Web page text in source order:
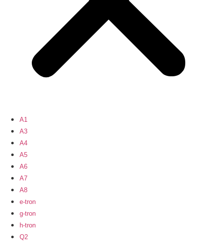
A1
A3
A4
A5
A6
A7
A8
e-tron
g-tron
h-tron
Q2